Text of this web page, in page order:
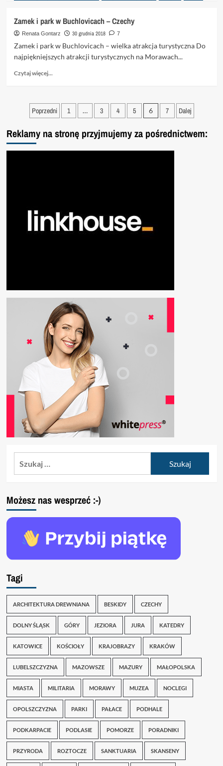
Dębno
–
zamek
kościół
Zamek i park w Buchlovicach – Czechy
Renata Gontarz 30 grudnia 2018 7
Zamek i park w Buchlovicach – wielka atrakcja turystyczna Do
najpiękniejszych atrakcji turystycznych na Morawach...
Czytaj więcej...
Zamek
i
park
w
Stronicowanie
wpisów
Poprzedni 1 … 3 4 5 6 7 Dalej
Reklamy na stronę przyjmujemy za pośrednictwem:
Możesz nas wesprzeć :-)
Tagi
ARCHITEKTURA DREWNIANA BESKIDY CZECHY
DOLNY ŚLĄSK GÓRY JEZIORA JURA KATEDRY
KATOWICE KOŚCIOŁY KRAJOBRAZY KRAKÓW
LUBELSZCZYZNA MAZOWSZE MAZURY MAŁOPOLSKA
MIASTA MILITARIA MORAWY MUZEA NOCLEGI
OPOLSZCZYZNA PARKI PAŁACE PODHALE
PODKARPACIE PODLASIE POMORZE PORADNIKI
PRZYRODA ROZTOCZE SANKTUARIA SKANSENY